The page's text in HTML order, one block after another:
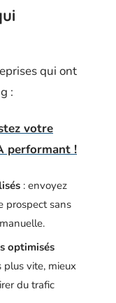
qui ont
:
votre
performant !
: envoyez
prospect sans
optimisés
vite, mieux
du trafic